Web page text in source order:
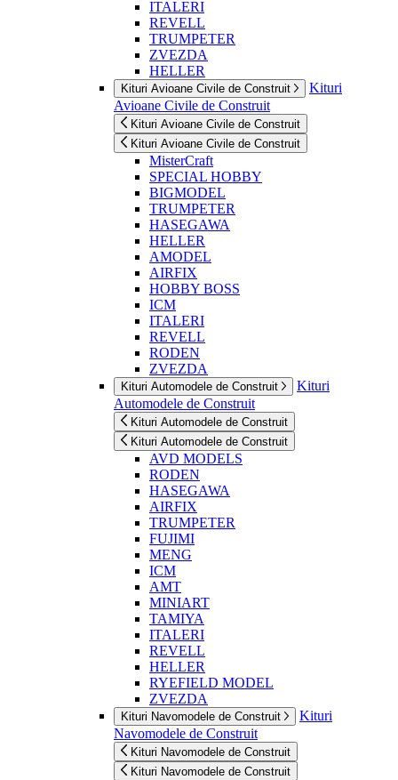
ITALERI
REVELL
TRUMPETER
ZVEZDA
HELLER
Kituri Avioane Civile de Construit
Kituri
Avioane Civile de Construit
Kituri Avioane Civile de Construit
Kituri Avioane Civile de Construit
MisterCraft
SPECIAL HOBBY
BIGMODEL
TRUMPETER
HASEGAWA
HELLER
AMODEL
AIRFIX
HOBBY BOSS
ICM
ITALERI
REVELL
RODEN
ZVEZDA
Kituri Automodele de Construit
Kituri
Automodele de Construit
Kituri Automodele de Construit
Kituri Automodele de Construit
AVD MODELS
RODEN
HASEGAWA
AIRFIX
TRUMPETER
FUJIMI
MENG
ICM
AMT
MINIART
TAMIYA
ITALERI
REVELL
HELLER
RYEFIELD MODEL
ZVEZDA
Kituri Navomodele de Construit
Kituri
Navomodele de Construit
Kituri Navomodele de Construit
Kituri Navomodele de Construit